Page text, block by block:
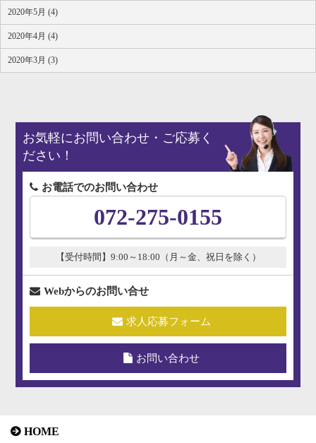
2020年5月 (4)
2020年4月 (4)
2020年3月 (3)
お気軽にお問い合わせ・ご応募く
ださい！
お電話でのお問い合わせ
072-275-0155
【受付時間】9:00～18:00（月～金、祝日を除く）
Webからのお問い合せ
求人応募フォーム
お問い合わせ
HOME